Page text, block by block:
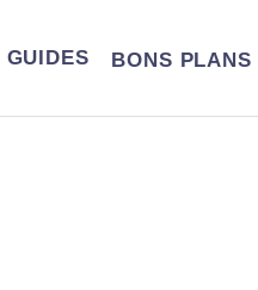
GUIDES BONS PLANS